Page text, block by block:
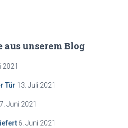
unserem Blog
2021
Tür 13. Juli 2021
7. Juni 2021
6. Juni 2021